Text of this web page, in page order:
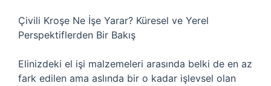
Çivili Kroşe Ne İşe Yarar? Küresel ve Yerel
Perspektiflerden Bir Bakış
Elinizdeki el işi malzemeleri arasında belki de en az
fark edilen ama aslında bir o kadar işlevsel olan